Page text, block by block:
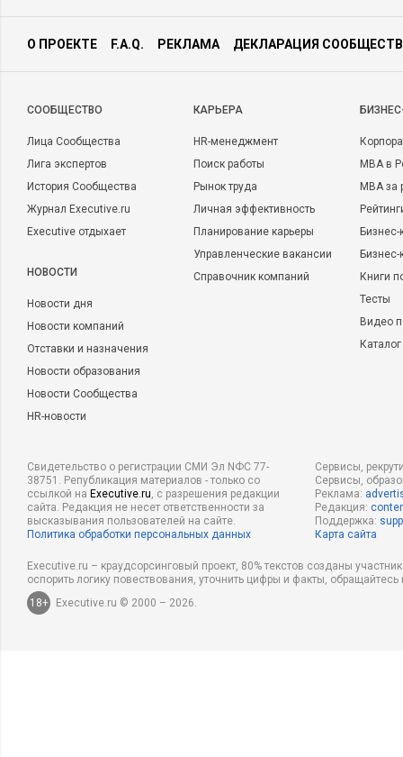
О ПРОЕКТЕ F.A.Q. РЕКЛАМА ДЕКЛАРАЦИЯ
CООБЩЕСТВО
Лица Сообщества
Лига экспертов
История Сообщества
Журнал Executive.ru
Executive отдыхает
НОВОСТИ
Новости дня
Новости компаний
Отставки и назначения
Новости образования
Новости Сообщества
HR-новости
КАРЬЕРА
HR-менеджмент
Поиск работы
Рынок труда
Личная эффективность
Планирование карьеры
Управленческие вакансии
Справочник компаний
MBA в
MBA
Бизнес-
Книги
Тесты
Видео
Свидетельство о регистрации СМИ Эл NФС 77-
38751. Републикация материалов - только со
ссылкой на Executive.ru, с разрешения редакции
сайта. Редакция не несет ответственности за
высказывания пользователей на сайте.
Политика обработки персональных данных
Сервисы,
Сервисы,
Реклама:
Редакция:
Поддержка:
Карта сайта
Executive.ru – краудсорсинговый проект, 80% текстов созданы
оспорить логику повествования, уточнить цифры и факты,
18+
Executive.ru © 2000 – 2026.